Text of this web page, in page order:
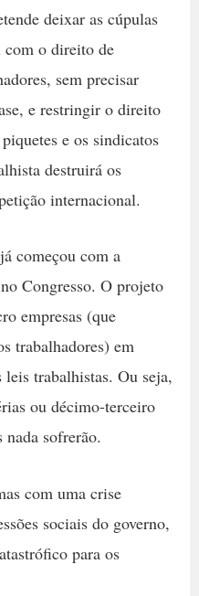
deixar as cúpulas
o direito de
sem precisar
e restringir o direito
e os sindicatos
destruirá os
internacional.
começou com a
Congresso. O projeto
empresas (que
trabalhadores) em
trabalhistas. Ou seja,
ou décimo-terceiro
nada sofrerão.
com uma crise
sociais do governo,
para os